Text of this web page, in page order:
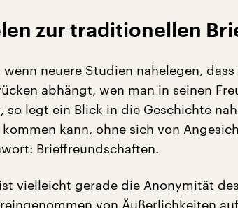
zur traditionellen
wenn neuere Studien nahelegen,
abhängt, wen man in seinen
so legt ein Blick in die Geschichte
kommen kann, ohne sich von
Brieffreundschaften.
vielleicht gerade die Anonymität
von Äußerlichkeiten